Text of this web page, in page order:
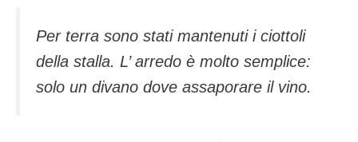
Per terra sono stati mantenuti i ciottoli
della stalla. L’ arredo è molto semplice:
solo un divano dove assaporare il vino.